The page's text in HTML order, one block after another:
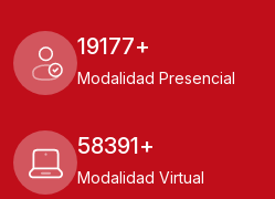
19177+
Modalidad Presencial
58391+
Modalidad Virtual